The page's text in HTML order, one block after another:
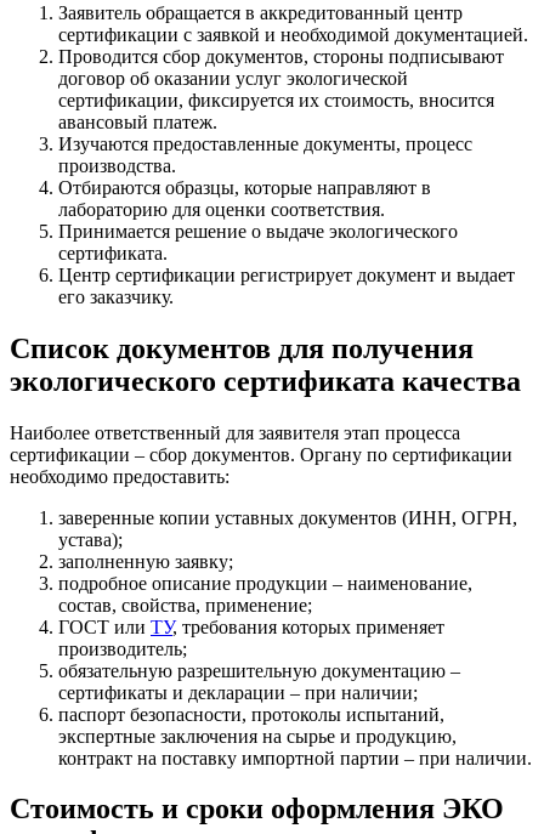
Заявитель обращается в аккредитованный центр
сертификации с заявкой и необходимой документацией.
Проводится сбор документов, стороны подписывают
договор об оказании услуг экологической
сертификации, фиксируется их стоимость, вносится
авансовый платеж.
Изучаются предоставленные документы, процесс
производства.
Отбираются образцы, которые направляют в
лабораторию для оценки соответствия.
Принимается решение о выдаче экологического
сертификата.
Центр сертификации регистрирует документ и выдает
его заказчику.
Список документов для получения
экологического сертификата качества
Наиболее ответственный для заявителя этап процесса
сертификации – сбор документов. Органу по сертификации
необходимо предоставить:
заверенные копии уставных документов (ИНН, ОГРН,
устава);
заполненную заявку;
подробное описание продукции – наименование,
состав, свойства, применение;
ГОСТ или ТУ, требования которых применяет
производитель;
обязательную разрешительную документацию –
сертификаты и декларации – при наличии;
паспорт безопасности, протоколы испытаний,
экспертные заключения на сырье и продукцию,
контракт на поставку импортной партии – при наличии.
Стоимость и сроки оформления ЭКО